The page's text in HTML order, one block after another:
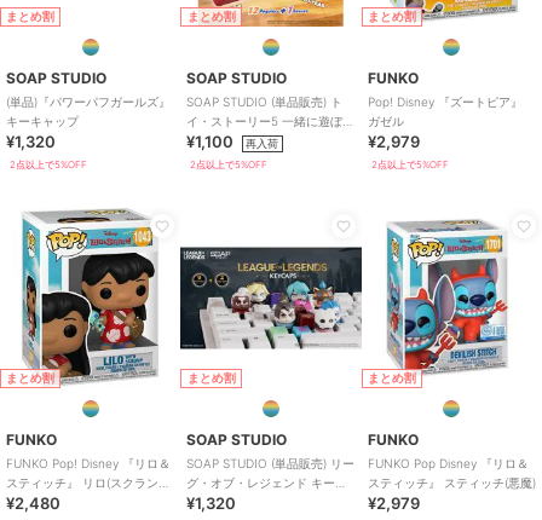
まとめ割
SOAP STUDIO
(単品)『パワーパフガールズ』
キーキャップ
¥1,320
2点以上で5%OFF
まとめ割
SOAP STUDIO
SOAP STUDIO (単品販売) ト
イ・ストーリー5 一緒に遊ぼう
クリッカー ブラインド
¥1,100 再入荷
2点以上で5%OFF
まとめ割
FUNKO
Pop! Disney 『ズートピア』
ガゼル
¥2,979
2点以上で5%OFF
まとめ割
FUNKO
FUNKO Pop! Disney 『リロ＆
スティッチ』 リロ(スクランプ
付き)
¥2,480
まとめ割
SOAP STUDIO
SOAP STUDIO (単品販売) リー
グ・オブ・レジェンド キーキ
ャップ ブラインドボックス
¥1,320
まとめ割
FUNKO
FUNKO Pop Disney 『リロ＆
スティッチ』 スティッチ(悪魔)
¥2,979